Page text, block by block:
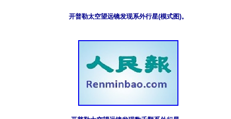
开普勒太空望远镜发现系外行星(模式图)。